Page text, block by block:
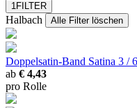
1FILTER
Halbach Alle Filter löschen
Doppelsatin-Band Satina 3 /
ab € 4,43
pro Rolle